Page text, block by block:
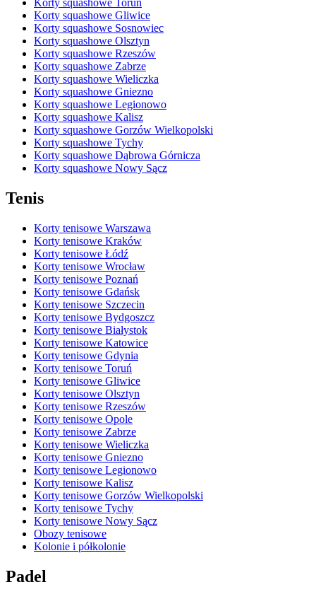
Korty squashowe Gliwice
Korty squashowe Sosnowiec
Korty squashowe Olsztyn
Korty squashowe Rzeszów
Korty squashowe Zabrze
Korty squashowe Wieliczka
Korty squashowe Gniezno
Korty squashowe Legionowo
Korty squashowe Kalisz
Korty squashowe Gorzów Wielkopolski
Korty squashowe Tychy
Korty squashowe Dąbrowa Górnicza
Korty squashowe Nowy Sącz
Tenis
Korty tenisowe Warszawa
Korty tenisowe Kraków
Korty tenisowe Łódź
Korty tenisowe Wrocław
Korty tenisowe Poznań
Korty tenisowe Gdańsk
Korty tenisowe Szczecin
Korty tenisowe Bydgoszcz
Korty tenisowe Białystok
Korty tenisowe Katowice
Korty tenisowe Gdynia
Korty tenisowe Toruń
Korty tenisowe Gliwice
Korty tenisowe Olsztyn
Korty tenisowe Rzeszów
Korty tenisowe Opole
Korty tenisowe Zabrze
Korty tenisowe Wieliczka
Korty tenisowe Gniezno
Korty tenisowe Legionowo
Korty tenisowe Kalisz
Korty tenisowe Gorzów Wielkopolski
Korty tenisowe Tychy
Korty tenisowe Nowy Sącz
Obozy tenisowe
Kolonie i półkolonie
Padel